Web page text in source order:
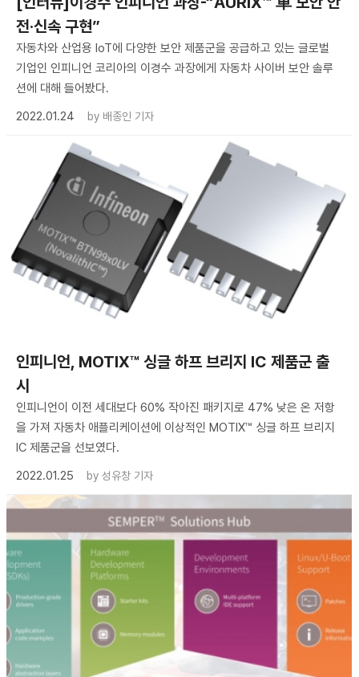
전·신속 구현”
자동차와 산업용 IoT에 다양한 보안 제품군을 공급하고 있는 글로벌
기업인 인피니언 코리아의 이경수 과장에게 자동차 사이버 보안 솔루
션에 대해 들어봤다.
2022.01.24
by 배종인 기자
인피니언, MOTIX™ 싱글 하프 브리지 IC 제품군 출
시
인피니언이 이전 세대보다 60% 작아진 패키지로 47% 낮은 온 저항
을 가져 자동차 애플리케이션에 이상적인 MOTIX™ 싱글 하프 브리지
IC 제품군을 선보였다.
2022.01.25
by 성유창 기자